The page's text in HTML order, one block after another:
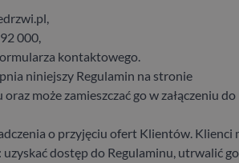
000,
kontaktowego.
niniejszy Regulamin na stronie
może zamieszczać go w załączeniu do
o przyjęciu ofert Klientów. Klienci
dostęp do Regulaminu, utrwalić